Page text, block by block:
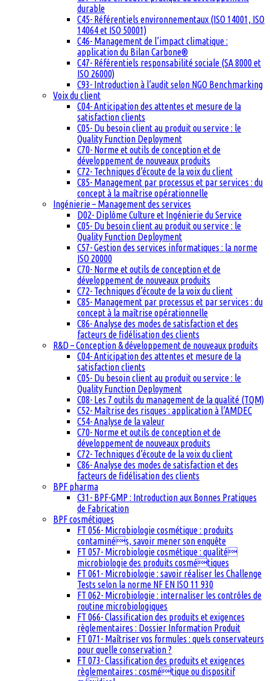
durable
C45- Référentiels environnementaux (ISO 14001, ISO
14064 et ISO 50001)
C46- Management de l’impact climatique :
application du Bilan Carbone®
C47- Référentiels responsabilité sociale (SA 8000 et
ISO 26000)
C93- Introduction à l’audit selon NGO Benchmarking
Voix du client
C04- Anticipation des attentes et mesure de la
satisfaction clients
C05- Du besoin client au produit ou service : le
Quality Function Deployment
C70- Norme et outils de conception et de
développement de nouveaux produits
C72- Techniques d’écoute de la voix du client
C85- Management par processus et par services : du
concept à la maîtrise opérationnelle
Ingénierie – Management des services
D02- Diplôme Culture et Ingénierie du Service
C05- Du besoin client au produit ou service : le
Quality Function Deployment
C57- Gestion des services informatiques : la norme
ISO 20000
C70- Norme et outils de conception et de
développement de nouveaux produits
C72- Techniques d’écoute de la voix du client
C85- Management par processus et par services : du
concept à la maîtrise opérationnelle
C86- Analyse des modes de satisfaction et des
facteurs de fidélisation des clients
R&D – Conception & développement de nouveaux produits
C04- Anticipation des attentes et mesure de la
satisfaction clients
C05- Du besoin client au produit ou service : le
Quality Function Deployment
C08- Les 7 outils du management de la qualité (TQM)
C52- Maîtrise des risques : application à l’AMDEC
C54- Analyse de la valeur
C70- Norme et outils de conception et de
développement de nouveaux produits
C72- Techniques d’écoute de la voix du client
C86- Analyse des modes de satisfaction et des
facteurs de fidélisation des clients
BPF pharma
C31- BPF-GMP : Introduction aux Bonnes Pratiques
de Fabrication
BPF cosmétiques
FT 056- Microbiologie cosmétique : produits
contaminés, savoir mener son enquête
FT 057- Microbiologie cosmétique : qualité
microbiologie des produits cosmétiques
FT 061- Microbiologie : savoir réaliser les Challenge
Tests selon la norme NF EN ISO 11 930
FT 062- Microbiologie : internaliser les contrôles de
routine microbiologiques
FT 066- Classification des produits et exigences
règlementaires : Dossier Information Produit
FT 071- Maîtriser vos formules : quels conservateurs
pour quelle conservation ?
FT 073- Classification des produits et exigences
règlementaires : cosmétique ou dispositif